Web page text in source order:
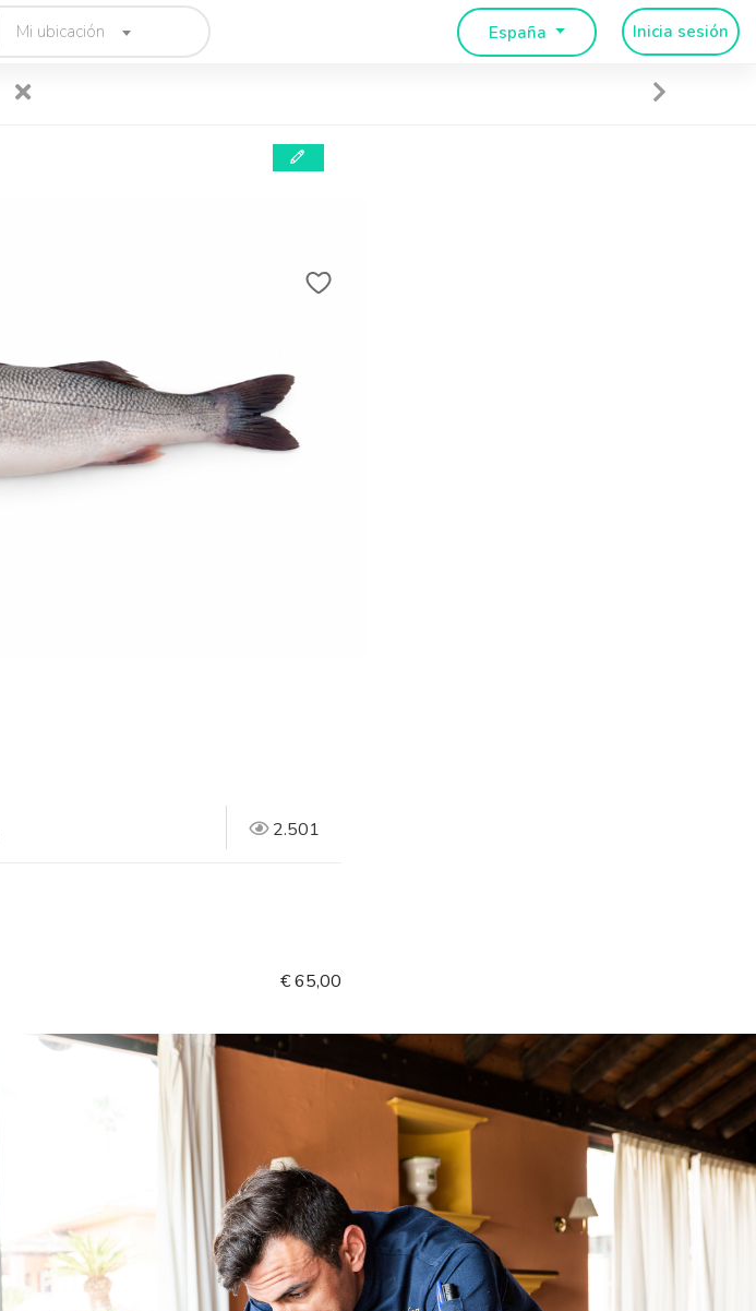
Mi ubicación España Inicia sesión
2.501
€ 65,00